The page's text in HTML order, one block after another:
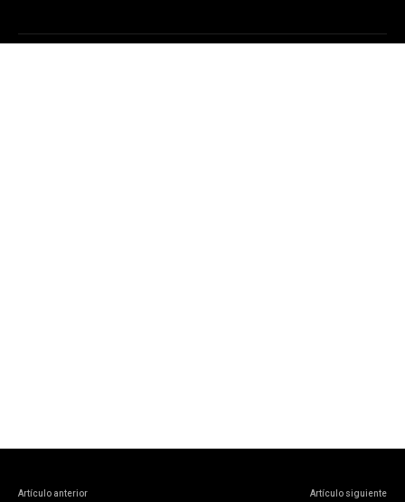
Artículo anterior Artículo siguiente